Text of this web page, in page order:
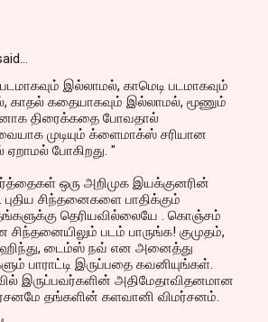
இல்லாமல், காமெடி படமாகவும்
காதல் கதையாகவும் இல்லாமல், மூணும்
திரைக்கதை போவதால்
முடியும் க்ளைமாக்ஸ் சரியான
ஏறாமல் போகிறது. "
ஒரு அறிமுக இயக்குனரின்
சிந்தனைகளை பாதிக்கும்
தெரியவில்லையே . கொஞ்சம்
சிந்தனையிலும் படம் பாருங்க! குமுதம்,
டைம்ஸ் நவ் என அனைத்து
பாராட்டி இருப்பதை கவனியுங்கள்.
இருப்பவர்களின் அதிமேதாவிதனமான
தங்களின் களவானி விமர்சனம்.